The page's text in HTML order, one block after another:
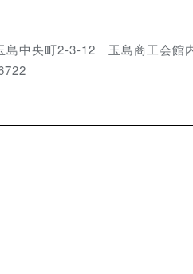
島中央町2-3-12 玉島商工会館